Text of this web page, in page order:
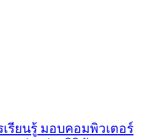
เรียนรู้ มอบคอมพิวเตอร์